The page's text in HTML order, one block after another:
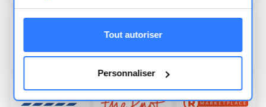
Tout autoriser
Personnaliser